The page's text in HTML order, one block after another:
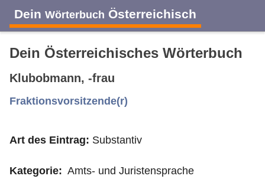
Dein Wörterbuch Österreichisch
A B C D E
J K L M N
Dein Österreichisches Wörterbuch
Klubobmann, -frau
Fraktionsvorsitzende(r)
Art des Eintrag: Substantiv
Kategorie: Amts- und Juristensprache